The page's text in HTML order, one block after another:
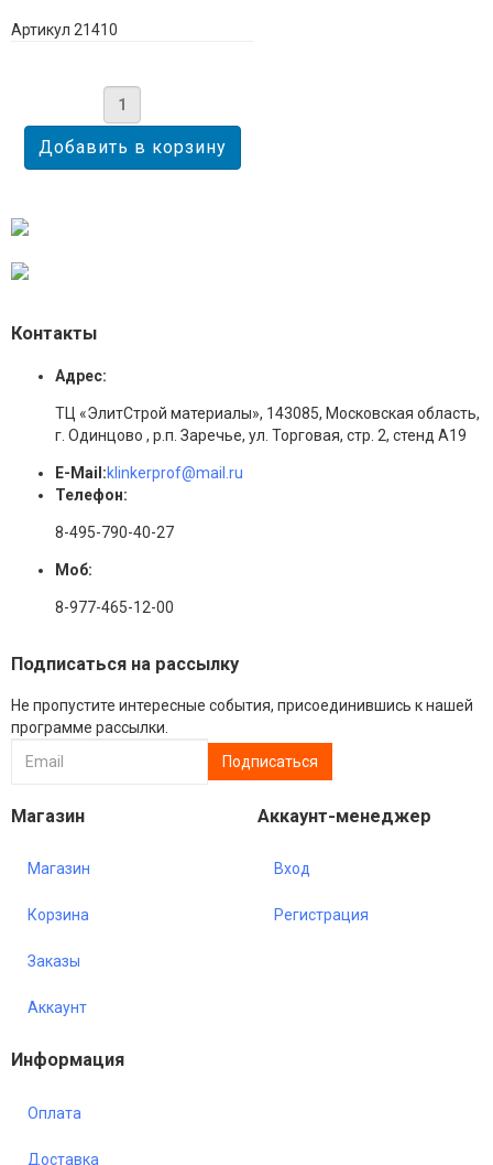
Артикул 21410
Контакты
Адрес:
ТЦ «ЭлитСтрой материалы», 143085, Московская область,
г. Одинцово , р.п. Заречье, ул. Торговая, стр. 2, стенд А19
E-Mail:klinkerprof@mail.ru
Телефон:
8-495-790-40-27
Моб:
8-977-465-12-00
Подписаться на рассылку
Не пропустите интересные события, присоединившись к нашей
программе рассылки.
Магазин
Магазин
Корзина
Заказы
Аккаунт
Аккаунт-менеджер
Вход
Регистрация
Информация
Оплата
Доставка